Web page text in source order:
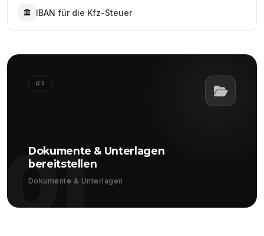
IBAN für die Kfz-Steuer
01
01
Dokumente & Unterlagen
bereitstellen
Dokumente & Unterlagen